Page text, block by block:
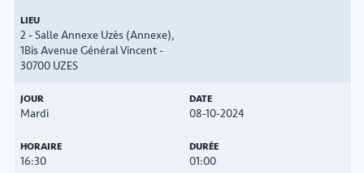
2 - Salle Annexe Uzès (Annexe),
1Bis Avenue Général Vincent -
30700 UZES
Mardi 08-10-2024
16:30 01:00